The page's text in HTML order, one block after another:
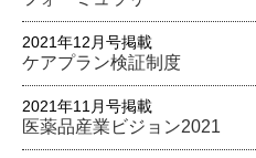
2021年12月号掲載
ケアプラン検証制度
2021年11月号掲載
医薬品産業ビジョン2021